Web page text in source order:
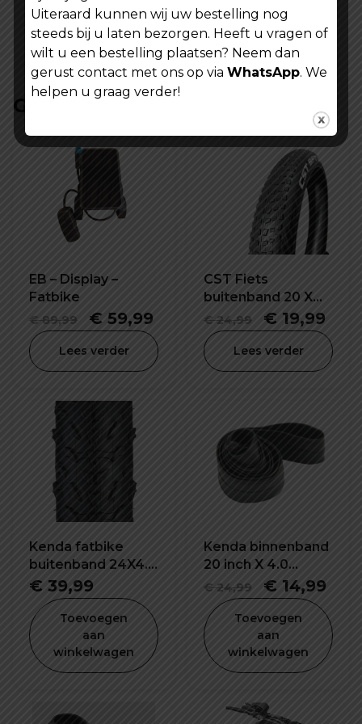
Gerelateerde producten
EB – Display –
Fatbike
€89,99
Oorspronkelijke
prijs
€ 59,99 Huidige
prijs
is:
Lees verder
CST Fiets
buitenband 20 X
2.40 inch
€24,99
prijs
€ 19,99
prijs
is:
Lees verder
Kenda fatbike
buitenband 24X4.0
inch K1188
€ 39,99
Toevoegen
aan
winkelwagen
Kenda binnenband
20 inch X 4.0
K1188E
€24,99
was:
€ 24,99.
€ 14,99
is:
€
Toevoegen
aan
winkelwagen
Uiteraard kunnen wij uw bestelling nog
steeds bij u laten bezorgen. Heeft u vragen of
wilt u een bestelling plaatsen? Neem dan
gerust contact met ons op via WhatsApp. We
helpen u graag verder!